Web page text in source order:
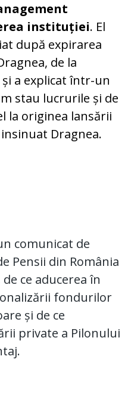
instituției. El
după expirarea
de la
a explicat într-un
stau lucrurile și de
la originea lansării
Dragnea.
comunicat de
Pensii din România
ce aducerea în
fondurilor
și de ce
private a Pilonului